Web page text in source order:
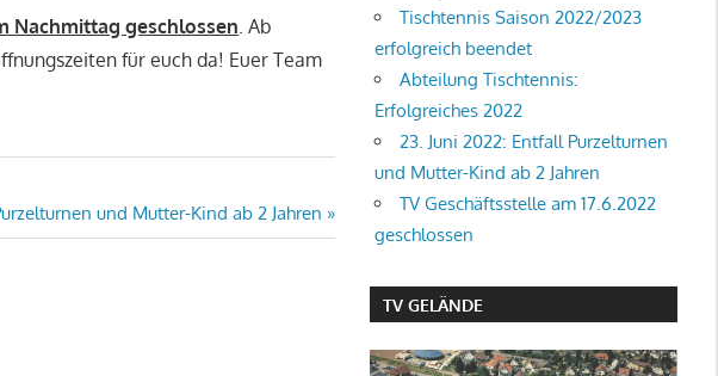
Nachmittag geschlossen. Ab
für euch da! Euer Team
und Mutter-Kind ab 2 Jahren
Tischtennis Saison 2022/2023
erfolgreich beendet
Abteilung Tischtennis:
Erfolgreiches 2022
23. Juni 2022: Entfall Purzelturnen
und Mutter-Kind ab 2 Jahren
TV Geschäftsstelle am 17.6.2022
geschlossen
TV GELÄNDE